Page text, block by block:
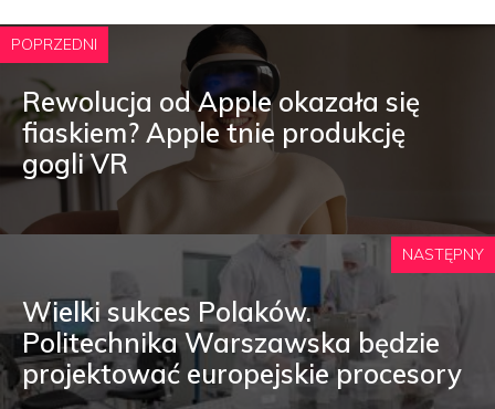
POPRZEDNI
Rewolucja od Apple okazała się
fiaskiem? Apple tnie produkcję
gogli VR
NASTĘPNY
Wielki sukces Polaków.
Politechnika Warszawska będzie
projektować europejskie procesory